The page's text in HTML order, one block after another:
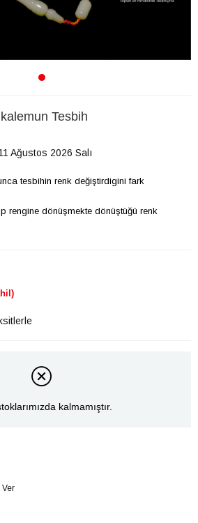
Tesbih
Ağustos 2026 Salı
tesbihin renk değiştirdigini fark
rengine dönüşmekte dönüştüğü renk
kalmamıştır.
Ver